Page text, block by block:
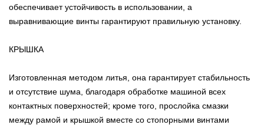
обеспечивает устойчивость в использовании, а
выравнивающие винты гарантируют правильную установку.
КРЫШКА
Изготовленная методом литья, она гарантирует стабильность
и отсутствие шума, благодаря обработке машиной всех
контактных поверхностей; кроме того, прослойка смазки
между рамой и крышкой вместе со стопорными винтами